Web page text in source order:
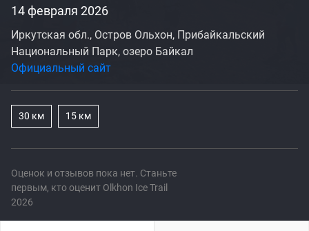
Оценок и отзывов пока нет. Станьте
первым, кто оценит Olkhon Ice Trail
2026
14 февраля 2026
Иркутская обл., Остров Ольхон, Прибайкальский
Национальный Парк, озеро Байкал
Официальный сайт
30 км 15 км